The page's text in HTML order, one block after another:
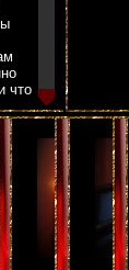
что